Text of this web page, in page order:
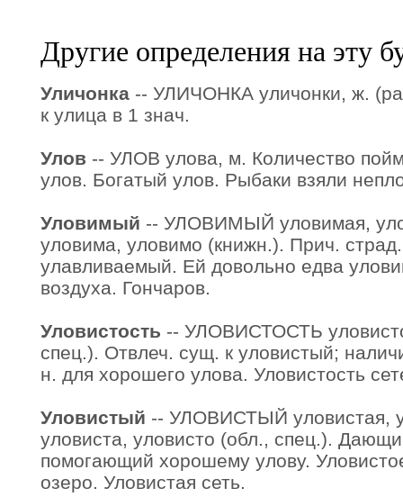
Другие определения на эту
Уличонка -- УЛИЧОНКА уличонки, ж.
к улица в 1 знач.
Улов -- УЛОВ улова, м. Количество
улов. Богатый улов. Рыбаки взяли
Уловимый -- УЛОВИМЫЙ уловимая,
уловима, уловимо (книжн.). Прич.
улавливаемый. Ей довольно едва
воздуха. Гончаров.
Уловистость -- УЛОВИСТОСТЬ
спец.). Отвлеч. сущ. к уловистый;
н. для хорошего улова. Уловистость
Уловистый -- УЛОВИСТЫЙ уловистая,
уловиста, уловисто (обл., спец.).
помогающий хорошему улову.
озеро. Уловистая сеть.